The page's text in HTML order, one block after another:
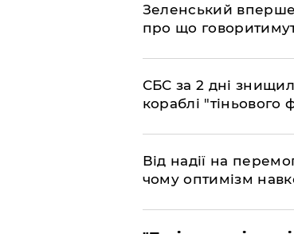
​Зеленський вперше
про що
​СБС за 2 дні
кораблі "тіньового
​Від надії на
чому оптимізм